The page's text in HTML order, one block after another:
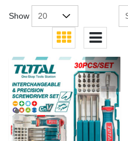
Show